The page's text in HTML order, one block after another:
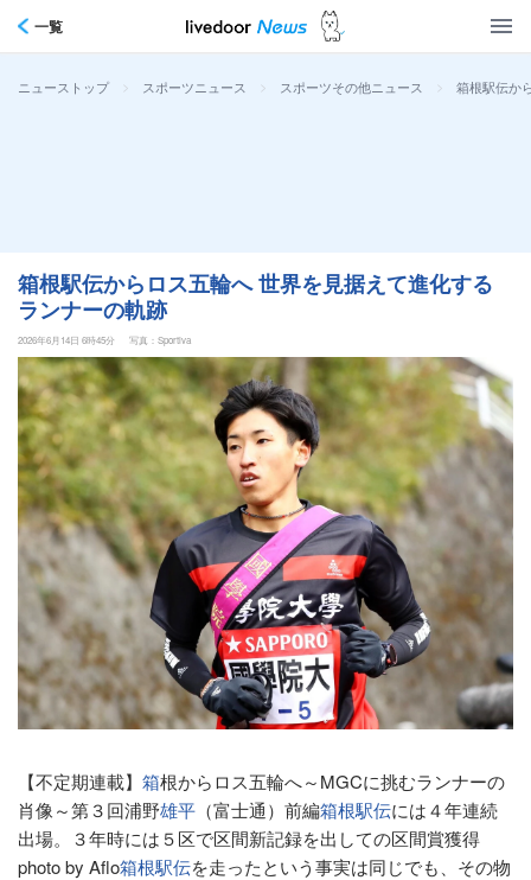
一覧
ニューストップ > スポーツニュース > スポーツその他ニュース > 箱根駅伝か
箱根駅伝からロス五輪へ 世界を見据えて進化する
ランナーの軌跡
2026年6月14日 6時45分 写真：Sportiva
【不定期連載】 箱根からロス五輪へ～MGCに挑むランナーの
肖像～第３回浦野雄平 （富士通）前編箱根駅伝には４年連続
出場。３年時には５区で区間新記録を出しての区間賞獲得
photo by Aflo箱根駅伝を走ったという事実は同じでも、その物